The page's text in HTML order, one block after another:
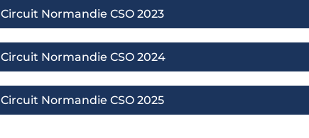
Circuit Normandie CSO 2023
Circuit Normandie CSO 2024
Circuit Normandie CSO 2025